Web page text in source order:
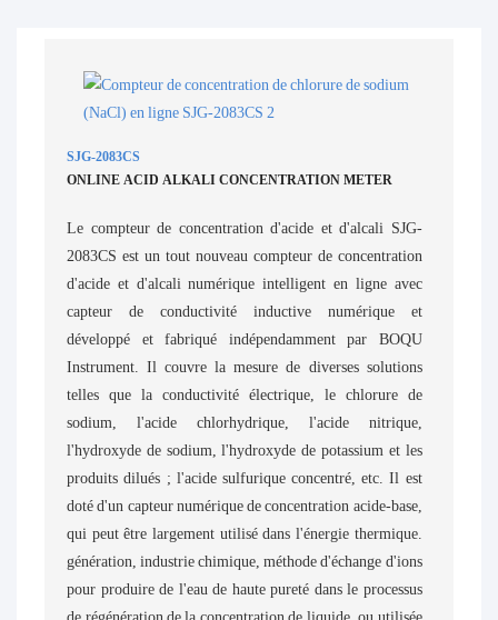
SJG-2083CS
ONLINE ACID ALKALI CONCENTRATION METER
Le compteur de concentration d'acide et d'alcali SJG-
2083CS est un tout nouveau compteur de concentration
d'acide et d'alcali numérique intelligent en ligne avec
capteur de conductivité inductive numérique et
développé et fabriqué indépendamment par BOQU
Instrument. Il couvre la mesure de diverses solutions
telles que la conductivité électrique, le chlorure de
sodium, l'acide chlorhydrique, l'acide nitrique,
l'hydroxyde de sodium, l'hydroxyde de potassium et les
produits dilués ; l'acide sulfurique concentré, etc. Il est
doté d'un capteur numérique de concentration acide-base,
qui peut être largement utilisé dans l'énergie thermique.
génération, industrie chimique, méthode d'échange d'ions
pour produire de l'eau de haute pureté dans le processus